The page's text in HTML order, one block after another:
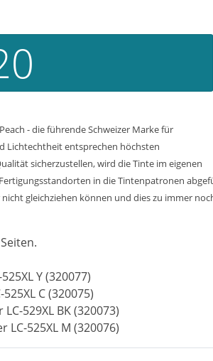
- die führende Schweizer Marke für
Lichtechtheit entsprechen höchsten
sicherzustellen, wird die Tinte im eigenen
in die Tintenpatronen
gleichziehen können und dies zu immer
Y (320077)
C (320075)
529XL BK (320073)
525XL M (320076)